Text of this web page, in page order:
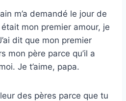
m’a demandé le jour de
mon premier amour, je
dit que mon premier
mon père parce qu’il a
Je t’aime, papa.
des pères parce que tu